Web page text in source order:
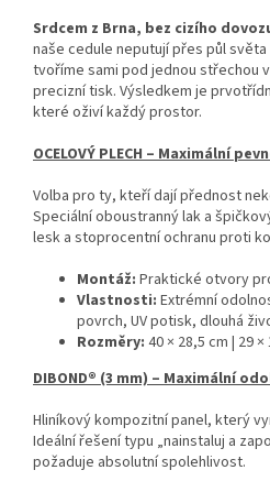
Srdcem z Brna, bez cizího
naše cedule neputují přes půl
tvoříme sami pod jednou střechou
precizní tisk. Výsledkem je
které oživí každý prostor.
OCELOVÝ PLECH – Maximální
Volba pro ty, kteří dají přednost
Speciální oboustranný lak a
lesk a stoprocentní ochranu proti
Montáž: Praktické otvory
Vlastnosti: Extrémní
povrch, UV potisk, dlouhá
Rozměry: 40 × 28,5 cm | 29
DIBOND® (3 mm) – Maximální
Hliníkový kompozitní panel, který
Ideální řešení typu „nainstaluj a
požaduje absolutní spolehlivost.